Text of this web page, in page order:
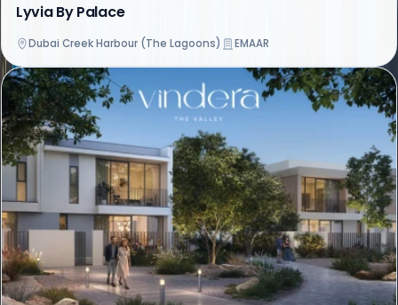
Lyvia By Palace
Dubai Creek Harbour (The Lagoons) EMAAR